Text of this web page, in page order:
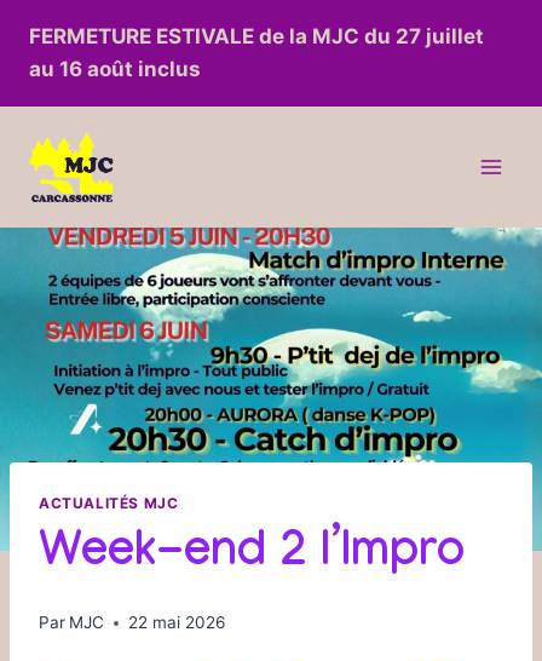
contenu
FERMETURE ESTIVALE de la MJC du 27 juillet
au 16 août inclus
ACTUALITÉS MJC
Week-end 2 l’Impro
Par MJC 22 mai 2026